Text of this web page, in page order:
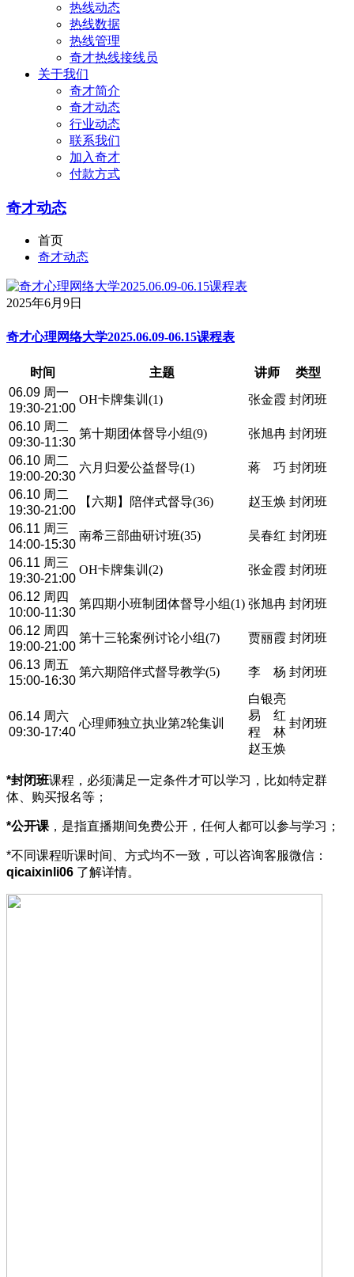
热线动态
热线数据
热线管理
奇才热线接线员
关于我们
奇才简介
奇才动态
行业动态
联系我们
加入奇才
付款方式
奇才动态
首页
奇才动态
2025年6月9日
奇才心理网络大学2025.06.09-06.15课程表
时间 主题 讲师
类型
06.09 周一
19:30-21:00
OH卡牌集训(1) 张金霞 封闭班
06.10 周二
09:30-11:30
第十期团体督导小组(9) 张旭冉 封闭班
06.10 周二
19:00-20:30
六月归爱公益督导(1) 蒋 巧 封闭班
06.10 周二
19:30-21:00
【六期】陪伴式督导(36) 赵玉焕 封闭班
06.11 周三
14:00-15:30
南希三部曲研讨班(35) 吴春红 封闭班
06.11 周三
19:30-21:00
OH卡牌集训(2) 张金霞 封闭班
06.12 周四
10:00-11:30
第四期小班制团体督导小组(1) 张旭冉 封闭班
06.12 周四
19:00-21:00
第十三轮案例讨论小组(7) 贾丽霞 封闭班
06.13 周五
15:00-16:30
第六期陪伴式督导教学(5) 李 杨 封闭班
06.14 周六
09:30-17:40
心理师独立执业第2轮集训
白银亮
易 红
程 林
赵玉焕
封闭班
*封闭班课程，必须满足一定条件才可以学习，比如特定群
体、购买报名等；
*公开课 ，是指直播期间免费公开，任何人都可以参与学习；
*不同课程听课时间、方式均不一致，可以咨询客服微信：
qicaixinli06 了解详情。